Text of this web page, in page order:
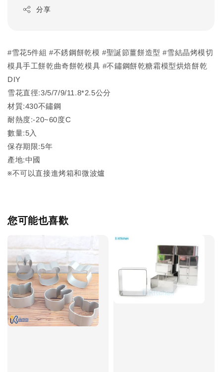
分享
#雪花5件組 #不銹鋼餅乾模 #聖誕節薑餅造型 #雪結晶烤模切
模具手工餅乾曲奇餅乾模具 #不鏽鋼餅乾糖霜模型烘焙餅乾
DIY
雪花直徑:3/5/7/9/11.8*2.5公分
材質:430不鏽鋼
耐熱度:-20~60度C
數量:5入
保存期限:5年
產地:中國
※不可以直接進烤箱和微波爐
您可能也喜歡